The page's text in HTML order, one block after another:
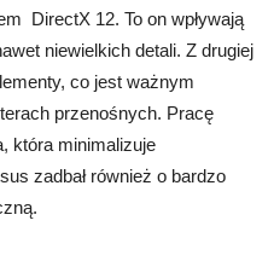
DirectX 12. To on wpływają
niewielkich detali. Z drugiej
co jest ważnym
przenośnych. Pracę
która minimalizuje
zadbał również o bardzo